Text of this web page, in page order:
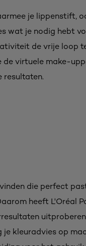
je lippenstift,
wat je nodig hebt
de vrije loop
de virtuele make-
resultaten.
die perfect
heeft L'Oréal
kleuradvies op